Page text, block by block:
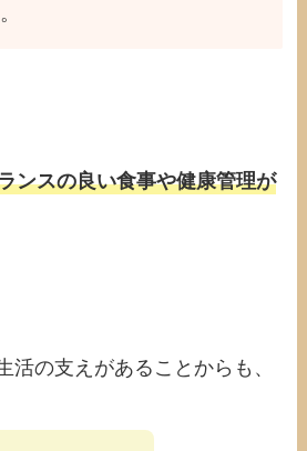
ンスの良い食事や健康管理が
活の支えがあることからも、